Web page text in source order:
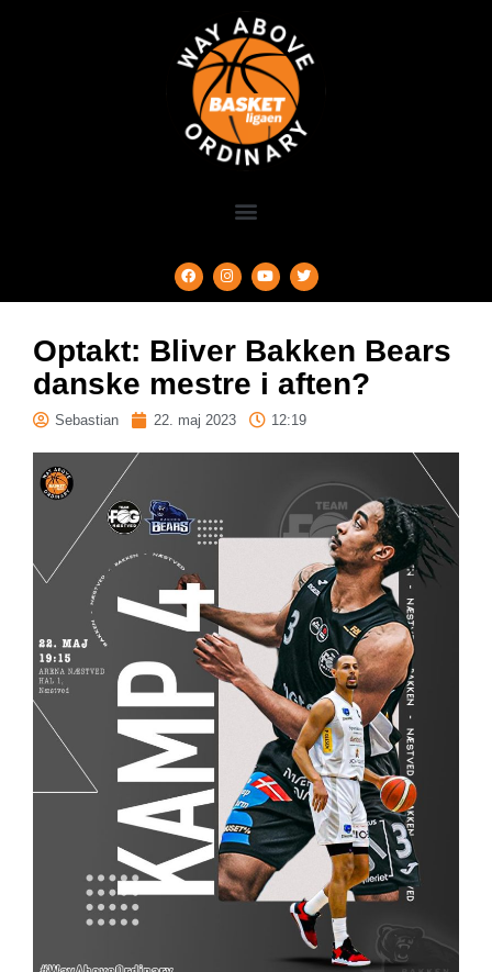
Optakt: Bliver Bakken Bears
danske mestre i aften?
Sebastian 22. maj 2023 12:19